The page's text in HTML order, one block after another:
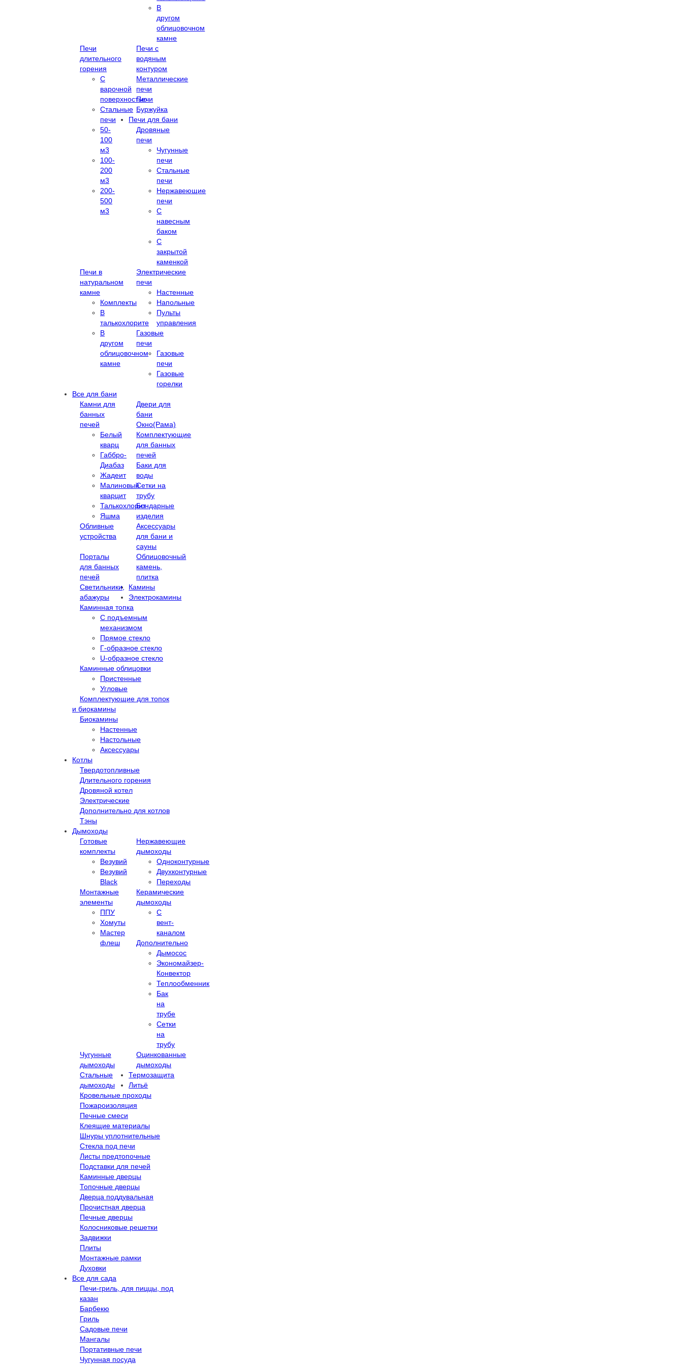
В
другом
облицовочном
камне
Печи
длительного
горения
С
варочной
поверхностью
Стальные
печи
50-
100
м3
100-
200
м3
200-
500
м3
Печи с
водяным
контуром
Металлические
печи
Печи
Буржуйка
Печи для бани
Дровяные
печи
Чугунные
печи
Стальные
печи
Нержавеющие
печи
С
навесным
баком
С
закрытой
каменкой
Печи в
натуральном
камне
Комплекты
В
талькохлорите
В
другом
облицовочном
камне
Электрические
печи
Настенные
Напольные
Пульты
управления
Газовые
печи
Газовые
печи
Газовые
горелки
Все для бани
Камни для
банных
печей
Белый
кварц
Габбро-
Диабаз
Жадеит
Малиновый
кварцит
Талькохлорит
Яшма
Двери для
бани
Окно(Рама)
Комплектующие
для банных
печей
Баки для
воды
Сетки на
трубу
Бондарные
изделия
Обливные
устройства
Аксессуары
для бани и
сауны
Порталы
для банных
печей
Облицовочный
камень,
плитка
Светильники,
абажуры
Камины
Каминная топка
С подъемным
механизмом
Прямое стекло
Г-образное стекло
U-образное стекло
Каминные облицовки
Пристенные
Угловые
Комплектующие для топок
Электрокамины
и биокамины
Биокамины
Настенные
Настольные
Аксессуары
Котлы
Твердотопливные
Длительного горения
Дровяной котел
Электрические
Дополнительно для котлов
Тэны
Дымоходы
Готовые
комплекты
Везувий
Везувий
Black
Нержавеющие
дымоходы
Одноконтурные
Двухконтурные
Переходы
Монтажные
элементы
ППУ
Хомуты
Мастер
флеш
Керамические
дымоходы
С
вент-
каналом
Дополнительно
Дымосос
Экономайзер-
Конвектор
Теплообменник
Бак
на
трубе
Сетки
на
трубу
Чугунные
дымоходы
Оцинкованные
дымоходы
Стальные
дымоходы
Термозащита
Кровельные проходы
Пожароизоляция
Печные смеси
Клеящие материалы
Шнуры уплотнительные
Стекла под печи
Листы предтопочные
Подставки для печей
Литьё
Каминные дверцы
Топочные дверцы
Дверца поддувальная
Прочистная дверца
Печные дверцы
Колосниковые решетки
Задвижки
Плиты
Монтажные рамки
Духовки
Все для сада
Печи-гриль, для пиццы, под
казан
Барбекю
Гриль
Садовые печи
Мангалы
Портативные печи
Чугунная посуда